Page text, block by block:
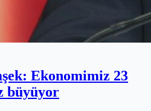
Ekonomimiz 23
büyüyor